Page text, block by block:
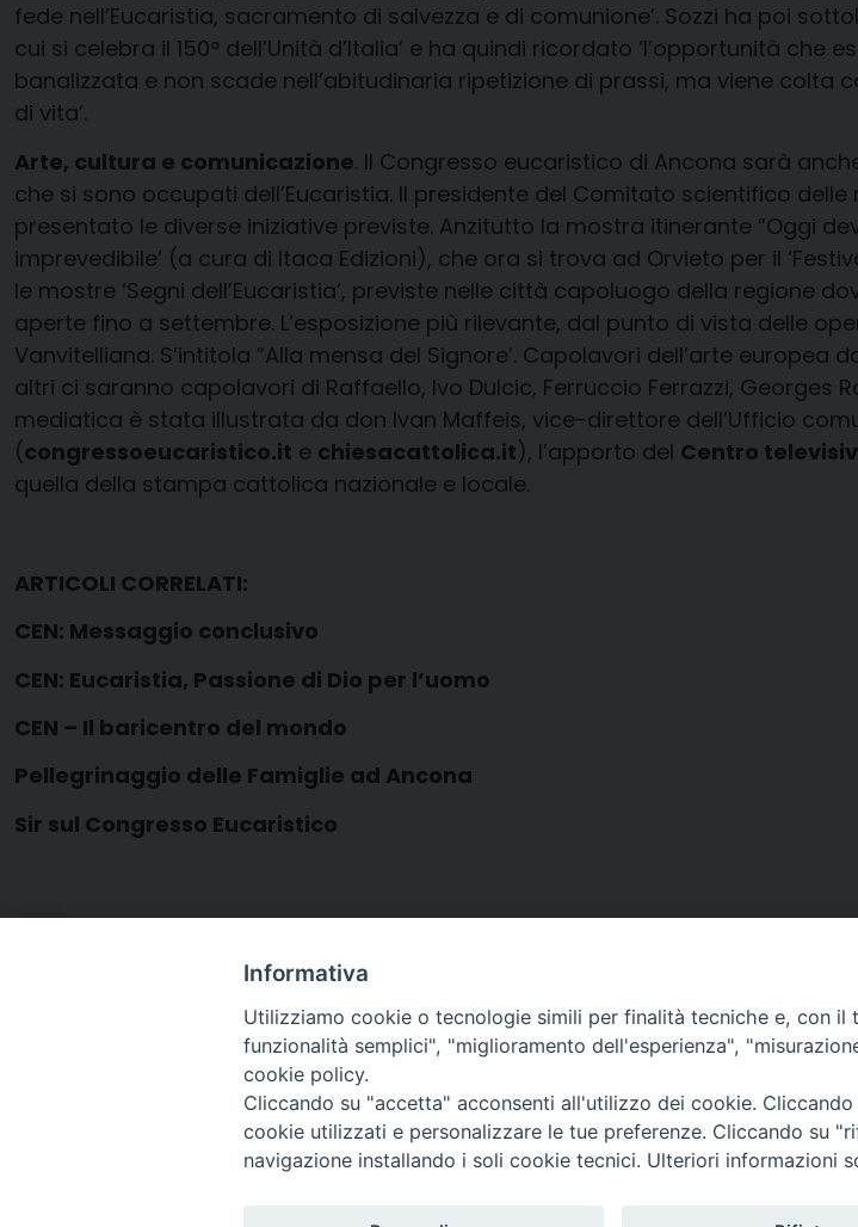
fede nell’Eucaristia, sacramento di salvezza e di comunione’. Sozzi ha poi
cui si celebra il 150° dell’Unità d’Italia’ e ha quindi ricordato ‘l’opportunità
banalizzata e non scade nell’abitudinaria ripetizione di prassi, ma viene
di vita’.
Arte, cultura e comunicazione. Il Congresso eucaristico di Ancona sarà
che si sono occupati dell’Eucaristia. Il presidente del Comitato scientifico
presentato le diverse iniziative previste. Anzitutto la mostra itinerante ”Oggi
imprevedibile’ (a cura di Itaca Edizioni), che ora si trova ad Orvieto per il
le mostre ‘Segni dell’Eucaristia’, previste nelle città capoluogo della regione
aperte fino a settembre. L’esposizione più rilevante, dal punto di vista delle
Vanvitelliana. S’intitola ”Alla mensa del Signore’. Capolavori dell’arte
altri ci saranno capolavori di Raffaello, Ivo Dulcic, Ferruccio Ferrazzi, Georges
mediatica è stata illustrata da don Ivan Maffeis, vice-direttore dell’Ufficio
(congressoeucaristico.it e chiesacattolica.it), l’apporto del Centro
quella della stampa cattolica nazionale e locale.
ARTICOLI CORRELATI:
CEN: Messaggio conclusivo
CEN: Eucaristia, Passione di Dio per l’uomo
CEN – Il baricentro del mondo
Pellegrinaggio delle Famiglie ad Ancona
Sir sul Congresso Eucaristico
Programma-CEN-Ancona-2011
Arcidiocesi di Ravenna-Cervia CONTATTI
Informativa
Utilizziamo cookie o tecnologie simili per finalità tecniche e, con
funzionalità semplici", "miglioramento dell'esperienza",
cookie policy.
Cliccando su "accetta" acconsenti all'utilizzo dei cookie.
cookie utilizzati e personalizzare le tue preferenze. Cliccando su
navigazione installando i soli cookie tecnici. Ulteriori informazioni